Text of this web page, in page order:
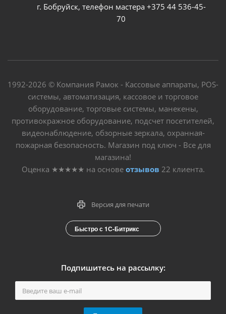
г. Бобруйск, телефон мастера +375 44 536-45-
70
1992-2026 © Компания Рамок - Кассовые аппараты, POS-
системы, автоматизация, кассовое и торговое
оборудование, торговые системы, манекены,
противокражное оборудование, подсчет посетителей,
видеонаблюдение, обзорные зеркала, охранная-
пожарная безопасность. Магазин под ключ - Все для
магазина!
Оценка ★★★★★ на основе отзывов 22 клиента.
Версия для печати
Быстро с 1С-Битрикс
Подпишитесь на рассылку: